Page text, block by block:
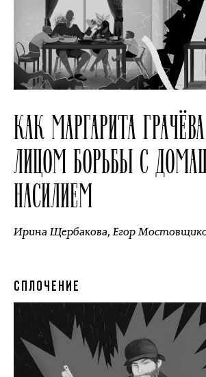
КАК МАРГАРИТА
ЛИЦОМ БОРЬБЫ С
НАСИЛИЕМ
Ирина Щербакова,Егор
СПЛОЧЕНИЕ